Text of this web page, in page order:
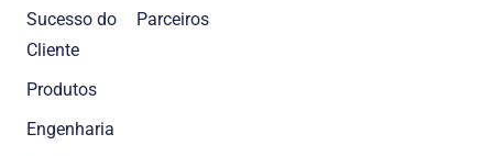
Sucesso do
Cliente
Produtos
Engenharia
Parceiros